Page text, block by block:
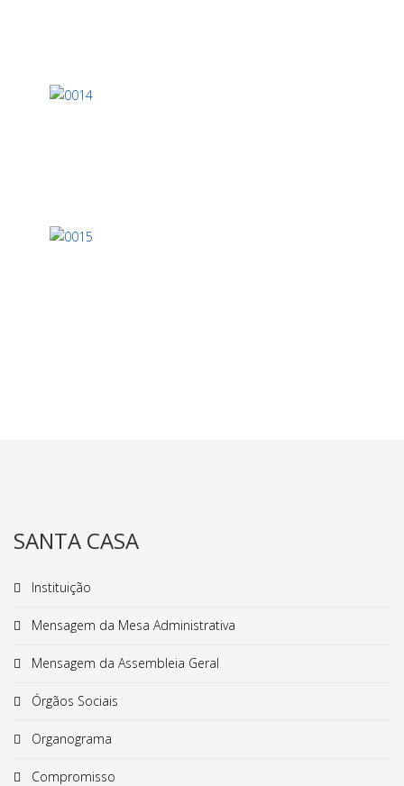
SANTA CASA
Instituição
Mensagem da Mesa Administrativa
Mensagem da Assembleia Geral
Órgãos Sociais
Organograma
Compromisso